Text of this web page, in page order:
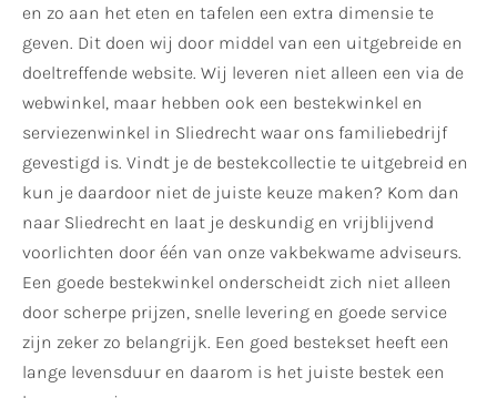
en zo aan het eten en tafelen een extra dimensie te
geven. Dit doen wij door middel van een uitgebreide en
doeltreffende website. Wij leveren niet alleen een via de
webwinkel, maar hebben ook een bestekwinkel en
serviezenwinkel in Sliedrecht waar ons familiebedrijf
gevestigd is. Vindt je de bestekcollectie te uitgebreid en
kun je daardoor niet de juiste keuze maken? Kom dan
naar Sliedrecht en laat je deskundig en vrijblijvend
voorlichten door één van onze vakbekwame adviseurs.
Een goede bestekwinkel onderscheidt zich niet alleen
door scherpe prijzen, snelle levering en goede service
zijn zeker zo belangrijk. Een goed bestekset heeft een
lange levensduur en daarom is het juiste bestek een